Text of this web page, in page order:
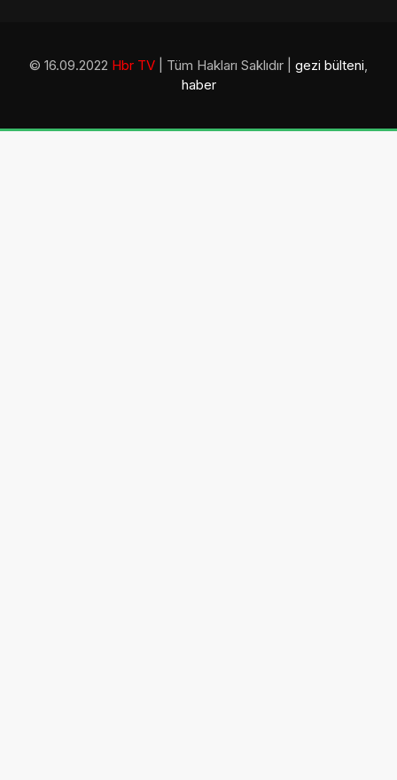
© 16.09.2022 Hbr TV | Tüm Hakları Saklıdır | gezi bülteni,
haber